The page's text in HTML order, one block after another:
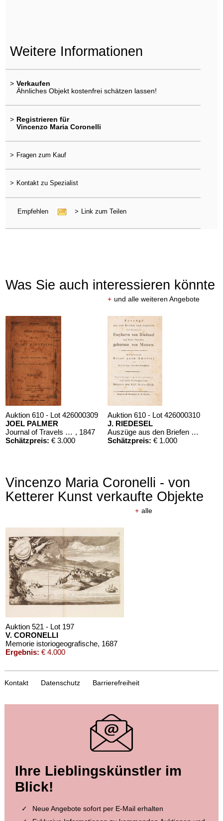
Weitere Informationen
> Verkaufen
Ähnliches Objekt kostenfrei schätzen lassen!
> Registrieren für
Vincenzo Maria Coronelli
> Fragen zum Kauf
> Kontakt zu Spezialist
Empfehlen > Link zum Teilen
Was Sie auch interessieren könnte
+ und alle weiteren Angebote
Auktion 610 - Lot 426000309
JOEL PALMER
Journal of Travels over the Rocky Mountains , 1847
Schätzpreis: € 3.000
Auktion 610 - Lot 426000310
J. RIEDESEL
Auszüge aus den Briefen von Riedesel ... Reise nach America
Schätzpreis: € 1.000
Vincenzo Maria Coronelli - von
Ketterer Kunst verkaufte Objekte
+ alle
Auktion 521 - Lot 197
V. CORONELLI
Memorie istoriogeografische, 1687
Ergebnis: € 4.000
V. CORONELLI
Memoires historiques & géographiques. , 1686
Ergebnis:€ 984
Kontakt Datenschutz Barrierefreiheit
Ihre Lieblingskünstler im
Blick!
Neue Angebote sofort per E-Mail erhalten